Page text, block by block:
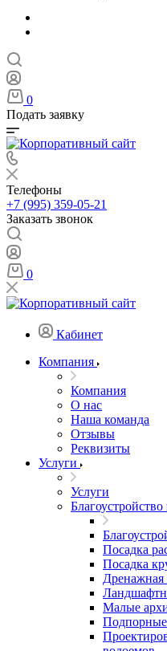
0
Подать заявку
Телефоны
+7 (995) 359-05-21
Заказать звонок
0
Кабинет
Компания
Компания
О нас
Наша команда
Отзывы
Реквизиты
Услуги
Услуги
Посадка
Посадка
Дренажная
Малые
Подпорные